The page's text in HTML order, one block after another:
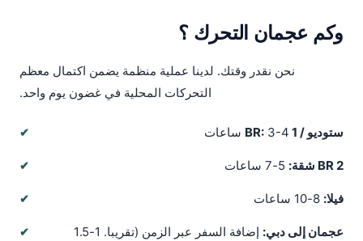
وكم عجمان التحرك ؟
نحن نقدر وقتك. لدينا عملية منظمة يضمن اكتمال معظم
التحركات المحلية في غضون يوم واحد.
ستوديو / 1 BR: 3-4 ساعات
2 BR شقة:
فيلا:
عجمان إلى دبي:
إضافة السفر عبر الزمن (تقريبا. 1-1.5